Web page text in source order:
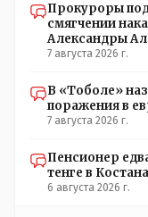
Прокуроры
смягчении
Александры
7 августа 2026 г.
В «Тоболе»
поражения в
7 августа 2026 г.
Пенсионер
тенге в
6 августа 2026 г.